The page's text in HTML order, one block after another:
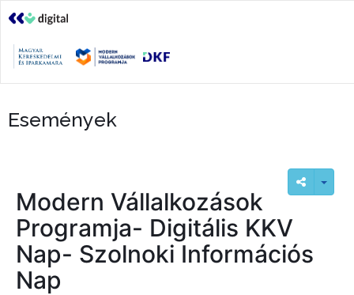
Események
Modern Vállalkozások
Programja- Digitális KKV
Nap- Szolnoki Információs
Nap